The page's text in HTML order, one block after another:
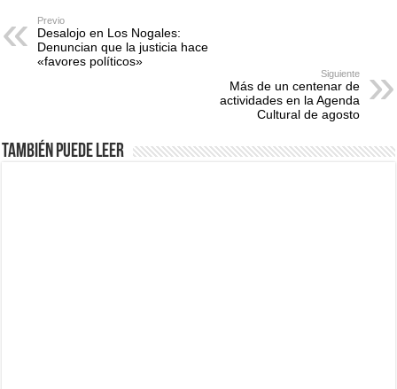
Previo
Desalojo en Los Nogales:
Denuncian que la justicia hace
«favores políticos»
Siguiente
Más de un centenar de
actividades en la Agenda
Cultural de agosto
También puede leer